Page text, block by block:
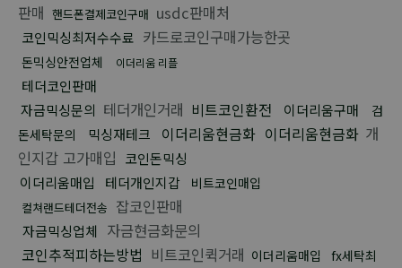
판매 핸드폰결제코인구매 usdc판매처
코인믹싱최저수수료 카드로코인구매가능한곳
돈믹싱안전업체 이더리움 리플
테더코인판매
자금믹싱문의 테더개인거래 비트코인환전 이더리움구매
검
돈세탁문의
믹싱재테크 이더리움현금화 이더리움현금화 개
인지갑 고가매입 코인돈믹싱
이더리움매입
테더개인지갑 비트코인매입
컬쳐랜드테더전송 잡코인판매
자금믹싱업체
자금현금화문의
코인추적피하는방법 비트코인퀵거래 이더리움매입
fx세탁최